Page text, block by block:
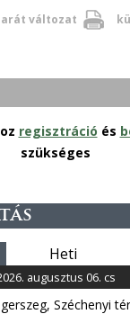
változat
regisztráció és
szükséges
Heti
augusztus 06. cs
Széchenyi